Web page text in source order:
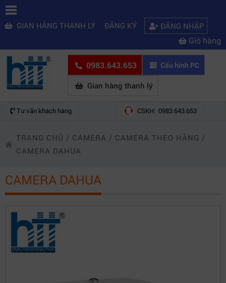
GIAN HÀNG THANH LÝ ĐĂNG KÝ ĐĂNG NHẬP
Giỏ hàng
0983.643.653 Cấu hình PC
Gian hàng thanh lý
Tư vấn khách hàng CSKH: 0983.643.653
TRANG CHỦ / CAMERA / CAMERA THEO HÃNG /
CAMERA DAHUA
CAMERA DAHUA